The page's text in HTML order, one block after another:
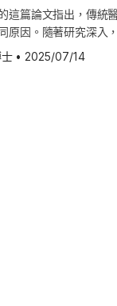
這篇論文指出，傳統
原因。隨著研究深入
性發炎、粒線體功能
」的新概念，主張應
• 2025/07/14